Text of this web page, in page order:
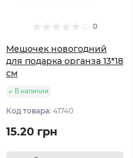
0
Мешочек новогодний
для подарка органза 13*18
см
В наличии
Код товара: 41740
15.20 грн